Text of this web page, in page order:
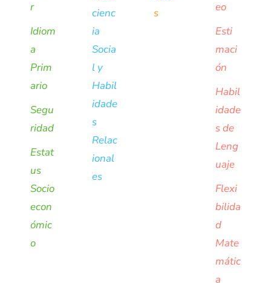
r
Idiom
a
Prim
ario
Segu
ridad
Estat
us
Socio
econ
ómic
o
cienc
ia
Socia
l y
Habil
idade
s
Relac
ional
es
s
eo
Esti
maci
ón
Habil
idade
s de
Leng
uaje
Flexi
bilida
d
Mate
mátic
a